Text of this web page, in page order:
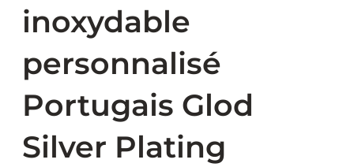
inoxydable
personnalisé
Portugais Glod
Silver Plating